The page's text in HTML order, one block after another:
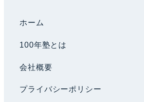
ホーム
100年塾とは
会社概要
プライバシーポリシー